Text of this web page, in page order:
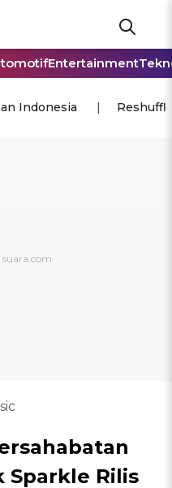
Entertainment
Indonesia
Sparkle Rilis